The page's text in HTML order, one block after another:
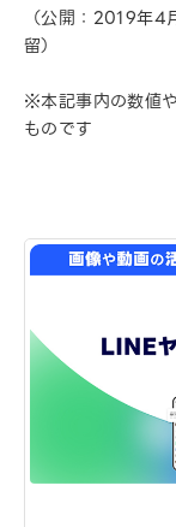
（公開：2019年4
留）
※本記事内の数値
ものです